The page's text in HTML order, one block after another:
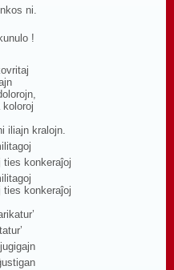
ni.
!
koloroj
iliajn kralojn.
ties konkeraĵoj
ties konkeraĵoj